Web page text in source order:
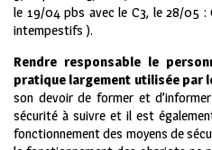
le 19/04 pbs avec le C3, le 28/05
intempestifs ).
Rendre responsable le
pratique largement utilisée par
son devoir de former et
sécurité à suivre et il est
fonctionnement des moyens de